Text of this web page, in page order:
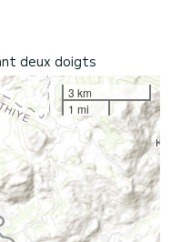
deux doigts
3 km
1 mi